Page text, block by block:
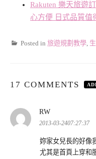
Rakuten 樂天旅遊
心方便 日式品質值
Posted in 旅遊規劃教學,
17 COMMENTS
RW
示:
2013-03-2407:27:37
妳家女兒長的好像
尤其是首頁上穿和